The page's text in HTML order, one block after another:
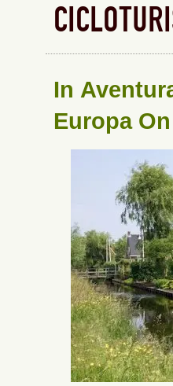
In
Europa